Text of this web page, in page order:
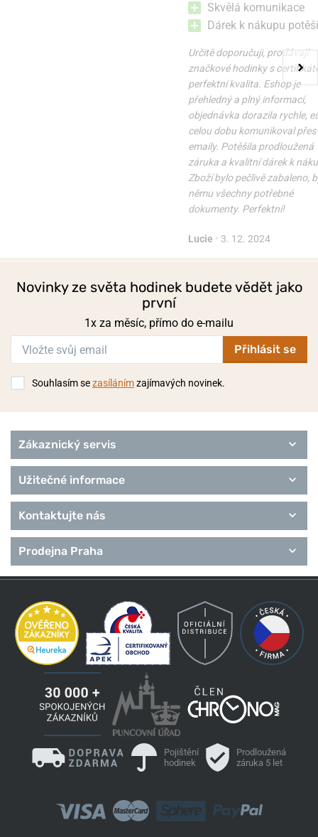
Skvělá komunikace
Dárek k nákupu
Určitě doporučuji, prodávají
značkové hodinky s
perfektní kvalita. Eshop je
přehledný a plný informací,
objednávka dorazila rychle,
celou dobu komunikoval přes
emaily. Potěšila prodloužená
záruka a kvalitní dárek k
Zboží bylo pečlivě zabaleno,
němu všechny potřebné
dokumenty. Perfektní!
Lucie • 3. 12. 2024
Novinky ze světa hodinek budete vědět jako
první
1x za měsíc, přímo do e-mailu
Přihlásit se
Souhlasím sezasílánímzajímavých novinek.
Zákaznický servis
Užitečné informace
Kontaktujte nás
Prodejna Praha
Pojištění
hodinek
Prodloužená
záruka 5 let